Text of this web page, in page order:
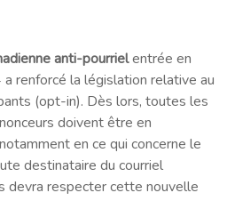
anti-pourrielentrée en
renforcé la législation relative au
(opt-in). Dès lors, toutes les
doivent être en
en ce qui concerne le
destinataire du courriel
devra respecter cette nouvelle